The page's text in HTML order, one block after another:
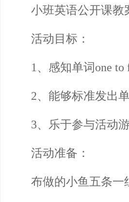
小班英语公开课教案
活动目标：
1、感知单词one to
2、能够标准发出单
3、乐于参与活动游
活动准备：
布做的小鱼五条一